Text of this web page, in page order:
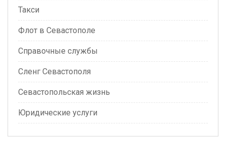
Такси
Флот в Севастополе
Справочные службы
Сленг Севастополя
Севастопольская жизнь
Юридические услуги